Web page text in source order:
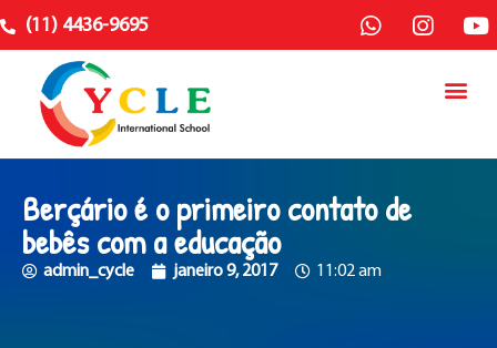
(11) 4436-9695
Berçário é o primeiro contato de
bebês com a educação
admin_cycle janeiro 9, 2017 11:02 am